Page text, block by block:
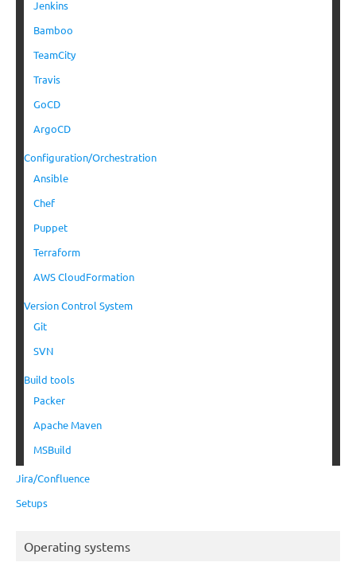
Jenkins
Bamboo
TeamCity
Travis
GoCD
ArgoCD
Configuration/Orchestration
Ansible
Chef
Puppet
Terraform
AWS CloudFormation
Version Control System
Git
SVN
Build tools
Packer
Apache Maven
MSBuild
Jira/Confluence
Setups
Operating systems